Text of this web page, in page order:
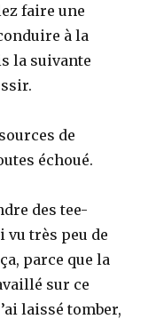
faire une
à la
la suivante
de
échoué.
des tee-
vu très peu de
parce que la
sur ce
laissé tomber,